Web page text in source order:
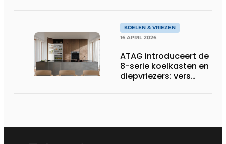
KOELEN & VRIEZEN
16 APRIL 2026
ATAG introduceert de
8-serie koelkasten en
diepvriezers: vers